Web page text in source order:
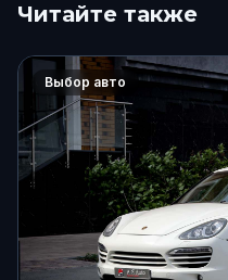
Читайте также
Выбор авто